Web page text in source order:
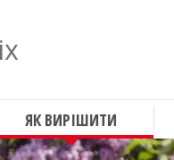
ЯК ВИРІШИТИ